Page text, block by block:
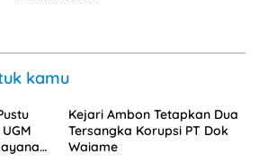
kamu
Tersangka Korupsi PT Dok
Waiame